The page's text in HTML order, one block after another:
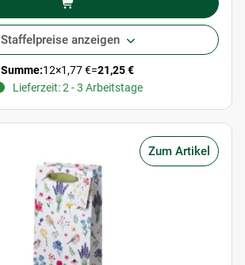
Staffelpreise anzeigen
Summe:12×1,77 €=21,25 €
Lieferzeit: 2 - 3 Arbeitstage
Zum Artikel